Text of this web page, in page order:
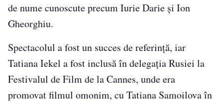
de nume cunoscute precum Iurie Darie și Ion
Gheorghiu.
Spectacolul a fost un succes de referință, iar
Tatiana Iekel a fost inclusă în delegația Rusiei la
Festivalul de Film de la Cannes, unde era
promovat filmul omonim, cu Tatiana Samoilova în